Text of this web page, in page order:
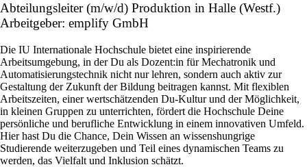
Abteilungsleiter (m/w/d) Produktion in Halle (Westf.)
Arbeitgeber: emplify GmbH
Die IU Internationale Hochschule bietet eine inspirierende
Arbeitsumgebung, in der Du als Dozent:in für Mechatronik und
Automatisierungstechnik nicht nur lehren, sondern auch aktiv zur
Gestaltung der Zukunft der Bildung beitragen kannst. Mit flexiblen
Arbeitszeiten, einer wertschätzenden Du-Kultur und der Möglichkeit,
in kleinen Gruppen zu unterrichten, fördert die Hochschule Deine
persönliche und berufliche Entwicklung in einem innovativen Umfeld.
Hier hast Du die Chance, Dein Wissen an wissenshungrige
Studierende weiterzugeben und Teil eines dynamischen Teams zu
werden, das Vielfalt und Inklusion schätzt.